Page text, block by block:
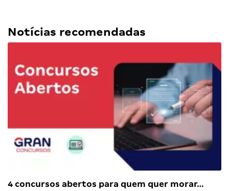
Notícias recomendadas
4 concursos abertos para quem quer morar…